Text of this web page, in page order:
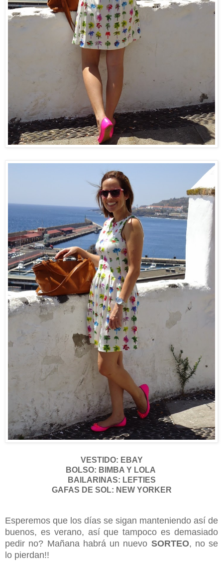
VESTIDO: EBAY
BOLSO: BIMBA Y LOLA
BAILARINAS: LEFTIES
GAFAS DE SOL: NEW YORKER
Esperemos que los días se sigan manteniendo así de
buenos, es verano, así que tampoco es demasiado
pedir no? Mañana habrá un nuevo SORTEO, no se
lo pierdan!!